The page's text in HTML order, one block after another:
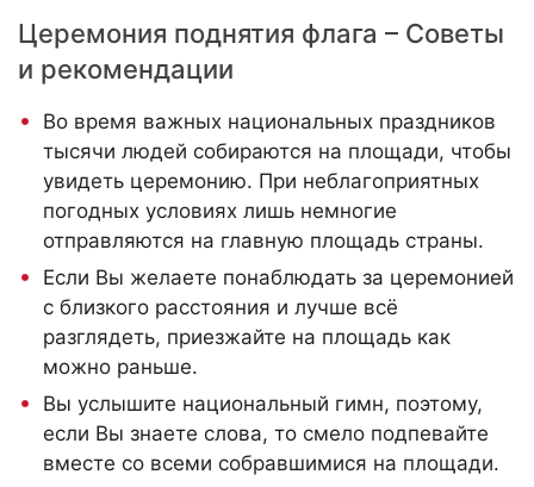
Церемония поднятия флага – Советы
и рекомендации
Во время важных национальных праздников
тысячи людей собираются на площади, чтобы
увидеть церемонию. При неблагоприятных
погодных условиях лишь немногие
отправляются на главную площадь страны.
Если Вы желаете понаблюдать за церемонией
с близкого расстояния и лучше всё
разглядеть, приезжайте на площадь как
можно раньше.
Вы услышите национальный гимн, поэтому,
если Вы знаете слова, то смело подпевайте
вместе со всеми собравшимися на площади.